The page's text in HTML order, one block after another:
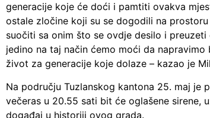
generacije koje će doći i pamtiti ovakva
ostale zločine koji su se dogodili na
suočiti sa onim što se ovdje desilo i
jedino na taj način ćemo moći da
život za generacije koje dolaze – kazao je
Na području Tuzlanskog kantona 25. maj je
večeras u 20.55 sati bit će oglašene sirene,
događaj u historiji ovog grada.